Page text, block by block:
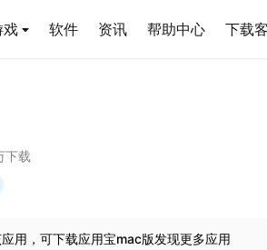
戏 软件 资讯 帮助中心 下载
下载
用，可下载应用宝mac版发现更多应用